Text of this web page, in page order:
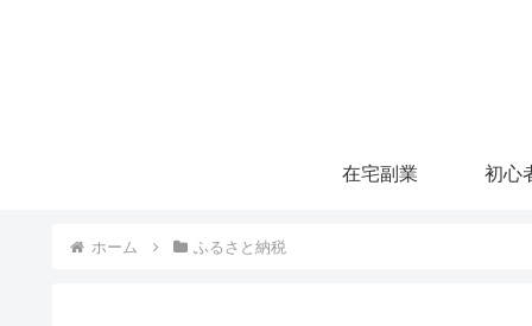
在宅副業
ホーム ふるさと納税